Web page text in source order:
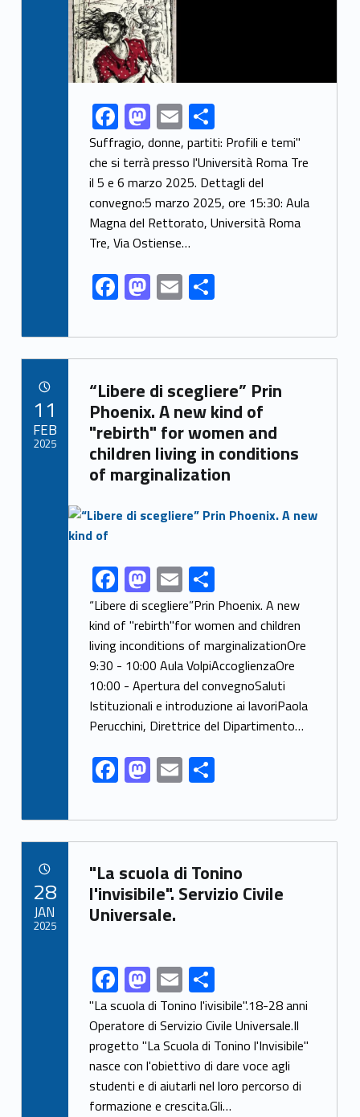
Link identifier share facebook archive #share-link-archive-31704F
ac
e
b
o
o
k
M
as
to
d
o
n
E
m
ai
l
S
h
ar
e
Suffragio, donne, partiti: Profili e temi"
che si terrà presso l'Università Roma Tre
il 5 e 6 marzo 2025. ​Dettagli del
convegno:5 marzo 2025, ore 15:30: Aula
Magna del Rettorato, Università Roma
Tre, Via Ostiense…
F
ac
e
b
o
o
k
M
as
to
d
o
n
E
m
ai
l
S
ar
e
Link identifier archive #link-archive-24341
“Libere di scegliere” Prin
Phoenix. A new kind of
"rebirth" for women and
children living in conditions
of marginalization
Link identifier archive #link-archive-thumb-soap-1853
Link identifier share facebook archive #share-link-archive-47994F
ac
e
b
o
o
k
M
as
to
d
o
n
E
m
ai
l
S
h
ar
e
“Libere di scegliere”Prin Phoenix. A new
kind of "rebirth"for women and children
living inconditions of marginalizationOre
9:30 - 10:00 Aula VolpiAccoglienzaOre
10:00 - Apertura del convegnoSaluti
Istituzionali e introduzione ai lavoriPaola
Perucchini, Direttrice del Dipartimento…
F
ac
e
b
o
o
k
M
as
to
d
o
n
E
m
ai
l
S
h
ar
e
11
FEB
2025
Link identifier archive #link-archive-92963
"La scuola di Tonino
l'invisibile". Servizio Civile
Universale.
Link identifier share facebook archive #share-link-archive-68342F
ac
e
b
o
o
M
as
to
d
o
n
E
m
ai
l
S
h
ar
e
"La scuola di Tonino l'ivisibile".18-28 anni
Operatore di Servizio Civile Universale.Il
progetto "La Scuola di Tonino l'Invisibile"
nasce con l'obiettivo di dare voce agli
studenti e di aiutarli nel loro percorso di
formazione e crescita.Gli…
28
JAN
2025